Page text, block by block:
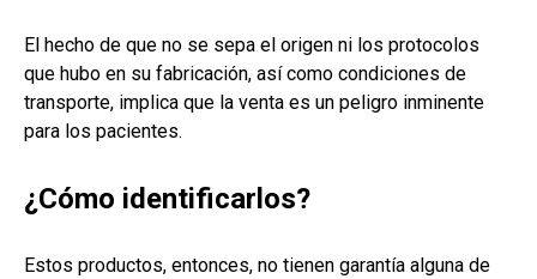
El hecho de que no se sepa el origen ni los protocolos
que hubo en su fabricación, así como condiciones de
transporte, implica que la venta es un peligro inminente
para los pacientes.
¿Cómo identificarlos?
Estos productos, entonces, no tienen garantía alguna de